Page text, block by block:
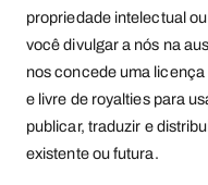
propriedade intelectual
você divulgar a nós na
nos concede uma
e livre de royalties para
publicar, traduzir e
existente ou futura.